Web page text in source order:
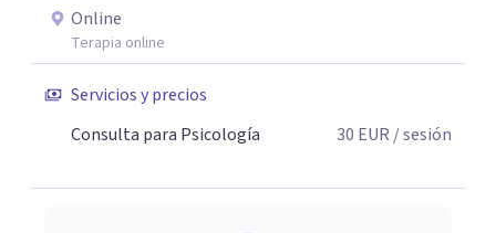
como Licenciada en Psicología, sumada a mis estudios en
psicopatología, psicología clínica, comunitaria y
psicoterapia Gestalt, me permite ofrecerte una atención
clínica sólida y actualizada. Estoy aquí para escucharte y
trabajar juntos en tu proceso de resignificación y
Online
Terapia online
Servicios y precios
Consulta para Psicología
30 EUR / sesión